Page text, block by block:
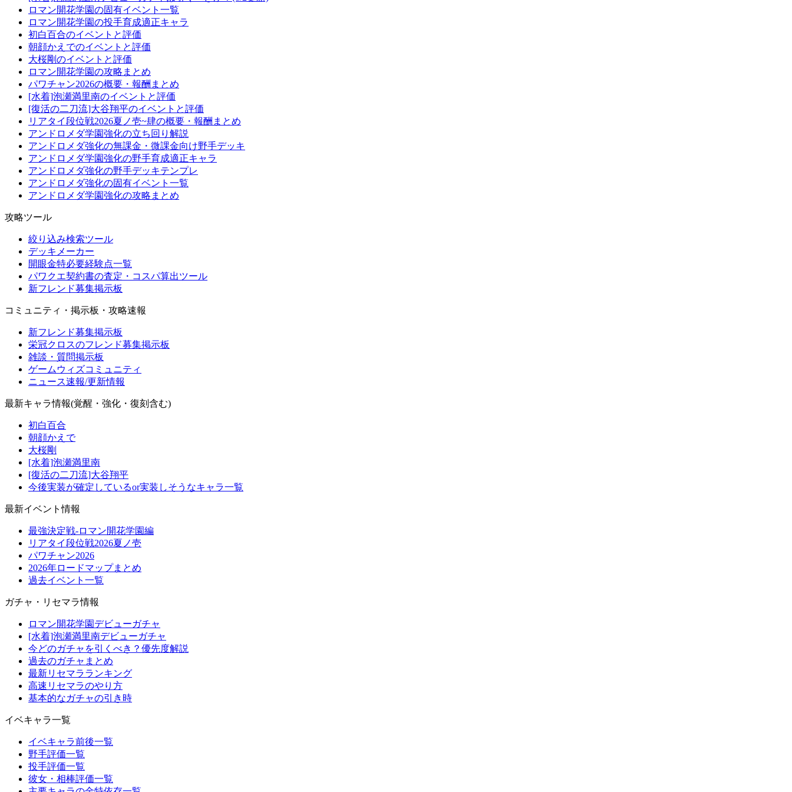
ロマン開花学園の固有イベント一覧
ロマン開花学園の投手育成適正キャラ
初白百合のイベントと評価
朝顔かえでのイベントと評価
大桜剛のイベントと評価
ロマン開花学園の攻略まとめ
パワチャン2026の概要・報酬まとめ
[水着]泡瀬満里南のイベントと評価
[復活の二刀流]大谷翔平のイベントと評価
リアタイ段位戦2026夏ノ壱~肆の概要・報酬まとめ
アンドロメダ学園強化の立ち回り解説
アンドロメダ強化の無課金・微課金向け野手デッキ
アンドロメダ学園強化の野手育成適正キャラ
アンドロメダ強化の野手デッキテンプレ
アンドロメダ強化の固有イベント一覧
アンドロメダ学園強化の攻略まとめ
攻略ツール
絞り込み検索ツール
デッキメーカー
開眼金特必要経験点一覧
パワクエ契約書の査定・コスパ算出ツール
新フレンド募集掲示板
コミュニティ・掲示板・攻略速報
新フレンド募集掲示板
栄冠クロスのフレンド募集掲示板
雑談・質問掲示板
ゲームウィズコミュニティ
ニュース速報/更新情報
最新キャラ情報(覚醒・強化・復刻含む)
初白百合
朝顔かえで
大桜剛
[水着]泡瀬満里南
[復活の二刀流]大谷翔平
今後実装が確定しているor実装しそうなキャラ一覧
最新イベント情報
最強決定戦-ロマン開花学園編
リアタイ段位戦2026夏ノ壱
パワチャン2026
2026年ロードマップまとめ
過去イベント一覧
ガチャ・リセマラ情報
ロマン開花学園デビューガチャ
[水着]泡瀬満里南デビューガチャ
今どのガチャを引くべき？優先度解説
過去のガチャまとめ
最新リセマラランキング
高速リセマラのやり方
基本的なガチャの引き時
イベキャラ一覧
イベキャラ前後一覧
野手評価一覧
投手評価一覧
彼女・相棒評価一覧